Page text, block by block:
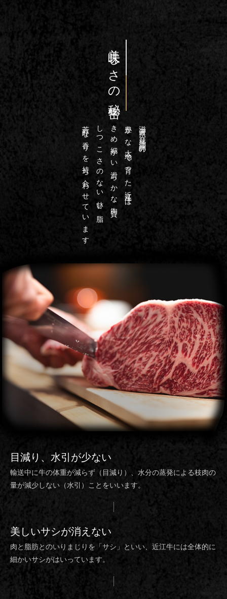
美味しさの秘密
滋賀県・琵琶湖畔の
豊かな大地で育った近江牛は
きめ細かい滑らかな肉質、
しつこさのない甘い脂
芳醇な香りを持ち合わせています
目減り、水引 が少ない
輸送中に牛の体重が減らず（目減り）、水分の蒸発による枝肉の
量が減少しない（水引）ことをいいます。
美しいサシが消えない
肉と脂肪とのいりまじりを「サシ」といい、近江牛には全体的に
細かいサシがはいっています。